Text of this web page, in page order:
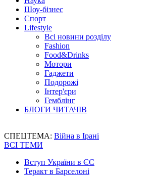
Шоу-бізнес
Спорт
Lifestyle
Всі новини розділу
Fashion
Food&Drinks
Мотори
Гаджети
Подорожі
Інтер'єри
Гемблінг
БЛОГИ ЧИТАЧІВ
СПЕЦТЕМА: Війна в Ірані
ВСІ ТЕМИ
Вступ України в ЄС
Теракт в Барселоні